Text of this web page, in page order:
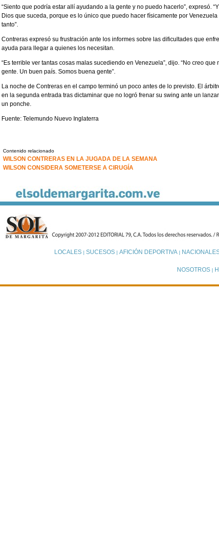
“Siento que podría estar allí ayudando a la gente y no puedo hacerlo”, expresó.
Dios que suceda, porque es lo único que puedo hacer físicamente por
tanto”.
Contreras expresó su frustración ante los informes sobre las dificultades que
ayuda para llegar a quienes los necesitan.
“Es terrible ver tantas cosas malas sucediendo en Venezuela”, dijo. “No creo
gente. Un buen país. Somos buena gente”.
La noche de Contreras en el campo terminó un poco antes de lo previsto. El
en la segunda entrada tras dictaminar que no logró frenar su swing ante un
un ponche.
Fuente: Telemundo Nuevo Inglaterra
Contenido relacionado
WILSON CONTRERAS EN LA JUGADA DE LA SEMANA
WILSON CONSIDERA SOMETERSE A CIRUGÍA
LOCALES| SUCESOS| AFICIÓN DEPORTIVA|
NOSOTROS |